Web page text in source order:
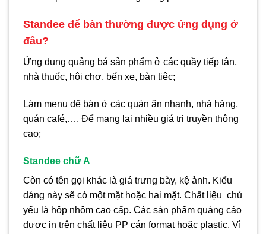
Standee để bàn thường được ứng dụng ở
đâu?
Ứng dụng quảng bá sản phẩm ở các quầy tiếp tân,
nhà thuốc, hội chợ, bến xe, bàn tiệc;
Làm menu để bàn ở các quán ăn nhanh, nhà hàng,
quán café,…. Để mang lại nhiều giá trị truyền thông
cao;
Standee chữ A
Còn có tên gọi khác là giá trưng bày, kệ ảnh. Kiểu
dáng này sẽ có một mặt hoặc hai mặt. Chất liệu chủ
yếu là hộp nhôm cao cấp. Các sản phẩm quảng cáo
được in trên chất liệu PP cán format hoặc plastic. Vì